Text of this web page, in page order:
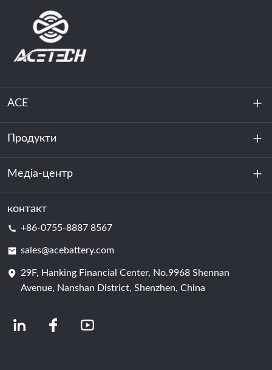
ACE
Про нас
Стійкість
Продукти
Зберігання енергії
Центр обробки даних та серверна кімната
Елемент батареї
Медіа-центр
Новини
контакт
+86-0755-8887 8567
sales@acebattery.com
29F, Hanking Financial Center, No.9968 Shennan
Avenue, Nanshan District, Shenzhen, China